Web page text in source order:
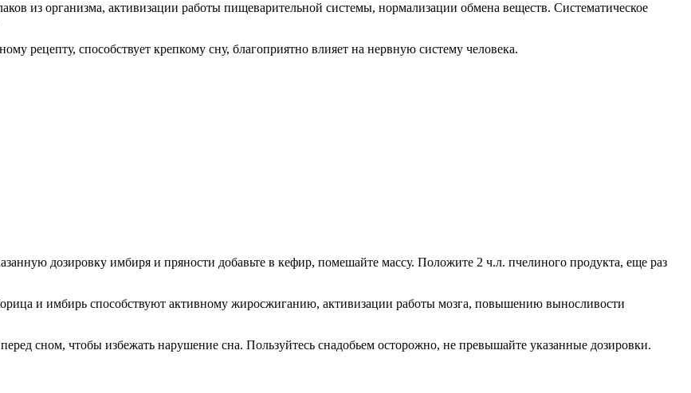
из организма, активизации работы пищеварительной системы, нормализации обмена веществ. Систематическое
рецепту, способствует крепкому сну, благоприятно влияет на нервную систему человека.
дозировку имбиря и пряности добавьте в кефир, помешайте массу. Положите 2 ч.л. пчелиного продукта, еще раз
и имбирь способствуют активному жиросжиганию, активизации работы мозга, повышению выносливости
сном, чтобы избежать нарушение сна. Пользуйтесь снадобьем осторожно, не превышайте указанные дозировки.